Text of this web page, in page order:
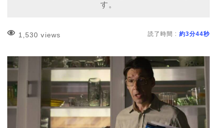
す。
1,530 views 読了時間 : 約3分44秒